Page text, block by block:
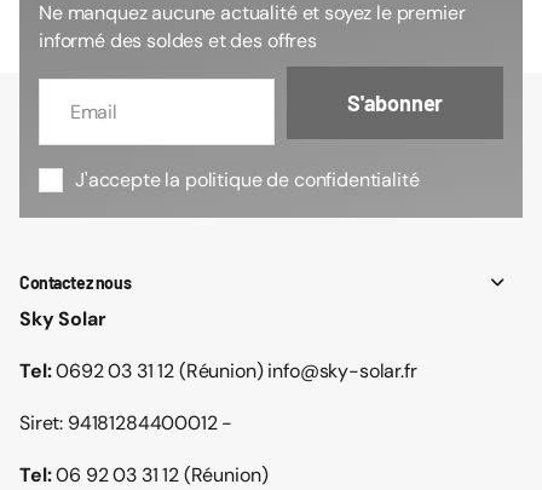
Ne manquez aucune actualité et soyez le premier
informé des soldes et des offres
S'abonner
J'accepte la politique de confidentialité
Contactez nous
Sky Solar
Tel:0692 03 31 12 (Réunion) info@sky-solar.fr
Siret: 94181284400012 -
Tel:06 92 03 31 12 (Réunion)